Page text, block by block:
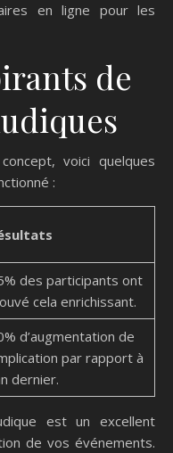
en ligne pour les
de
voici quelques
:
des participants ont
cela enrichissant.
d’augmentation de
par rapport à
dernier.
est un excellent
de vos événements.